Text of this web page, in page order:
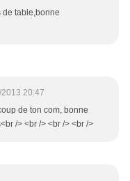
de table,bonne
20:47
de ton com, bonne
/> <br /> <br /> <br />